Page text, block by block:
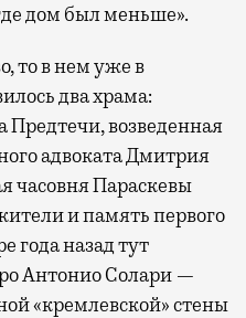
дом был меньше».
то в нем уже в
два храма:
возведенная
адвоката Дмитрия
часовня Параскевы
и память первого
года назад тут
Антонио Солари —
«кремлевской» стены